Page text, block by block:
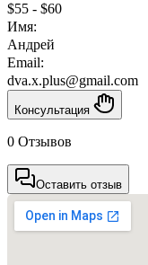
$55 - $60
Имя:
Андрей
Email:
dva.x.plus@gmail.com
Консультация
0 Отзывов
Оставить отзыв